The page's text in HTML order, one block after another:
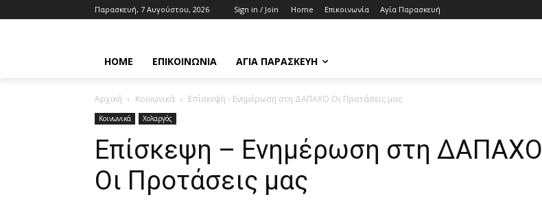
Παρασκευή, 7 Αυγούστου, 2026 Sign in / Join Home Επικοινωνία Αγία Παρασκευή
HOME ΕΠΙΚΟΙΝΩΝΊΑ ΑΓΊΑ ΠΑΡΑΣΚΕΥΉ
Αρχική Κοινωνικά Επίσκεψη - Ενημέρωση στη ΔΑΠΑΧΟ Οι Προτάσεις μας
Κοινωνικά Χολαργός
Επίσκεψη – Ενημέρωση στη ΔΑΠΑΧΟ
Οι Προτάσεις μας